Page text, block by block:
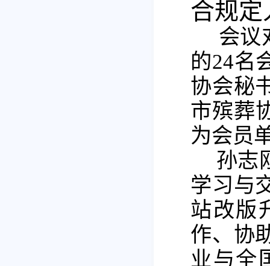
合规定
会议
的24名
协会秘
市殡葬
为会员
孙志
学习与
站改版
作、协
业与全